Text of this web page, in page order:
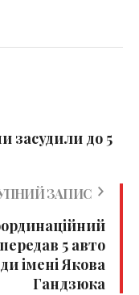
засудили до 5
ЗАПИС
5 авто
імені Якова
Гандзюка